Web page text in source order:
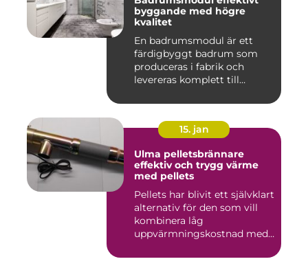
byggande med högre
kvalitet
En badrumsmodul är ett
färdigbyggt badrum som
produceras i fabrik och
levereras komplett till
15. jan
Ulma pelletsbrännare
effektiv och trygg värme
med pellets
Pellets har blivit ett självklart
alternativ för den som vill
kombinera låg
uppvärmningskostnad med